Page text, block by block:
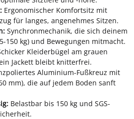
Ergonomischer Komfortsitz mit
für langes, angenehmes Sitzen.
Synchronmechanik, die sich deinem
150 kg) und Bewegungen mitmacht.
Kleiderbügel am grauen
Jackett bleibt knitterfrei.
Aluminium-Fußkreuz mit
mm), die auf jedem Boden sanft
Belastbar bis 150 kg und SGS-